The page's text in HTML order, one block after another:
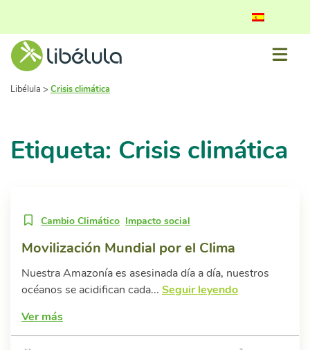
Libélula > Crisis climática
Etiqueta: Crisis climática
Cambio Climático Impacto social
Movilización Mundial por el Clima
Nuestra Amazonía es asesinada día a día, nuestros
océanos se acidifican cada... Seguir leyendo
Ver más